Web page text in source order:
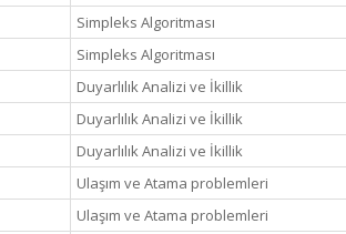
Simpleks Algoritması
Simpleks Algoritması
Duyarlılık Analizi ve İkillik
Duyarlılık Analizi ve İkillik
Duyarlılık Analizi ve İkillik
Ulaşım ve Atama problemleri
Ulaşım ve Atama problemleri